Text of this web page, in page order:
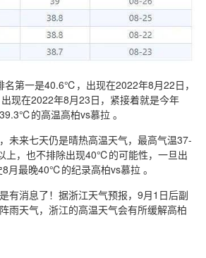
名第一是40.6℃，出现在2022年8月22日，
现在2022年8月23日，紧接着就是今年
的高温高柏vs慕拉 。
未来七天仍是晴热高温天气，最高气温37-
，也不排除出现40℃的可能性，一旦出
最晚40℃的纪录高柏vs慕拉 。
有消息了！据浙江天气预报，9月1日后副
雨天气，浙江的高温天气会有所缓解高柏